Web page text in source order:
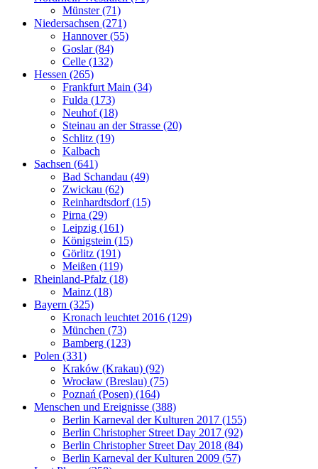
Münster (71)
Niedersachsen (271)
Hannover (55)
Goslar (84)
Celle (132)
Hessen (265)
Frankfurt Main (34)
Fulda (173)
Neuhof (18)
Steinau an der Strasse (20)
Schlitz (19)
Kalbach
Sachsen (641)
Bad Schandau (49)
Zwickau (62)
Reinhardtsdorf (15)
Pirna (29)
Leipzig (161)
Königstein (15)
Görlitz (191)
Meißen (119)
Rheinland-Pfalz (18)
Mainz (18)
Bayern (325)
Kronach leuchtet 2016 (129)
München (73)
Bamberg (123)
Polen (331)
Kraków (Krakau) (92)
Wrocław (Breslau) (75)
Poznań (Posen) (164)
Menschen und Ereignisse (388)
Berlin Karneval der Kulturen 2017 (155)
Berlin Christopher Street Day 2017 (92)
Berlin Christopher Street Day 2018 (84)
Berlin Karneval der Kulturen 2009 (57)